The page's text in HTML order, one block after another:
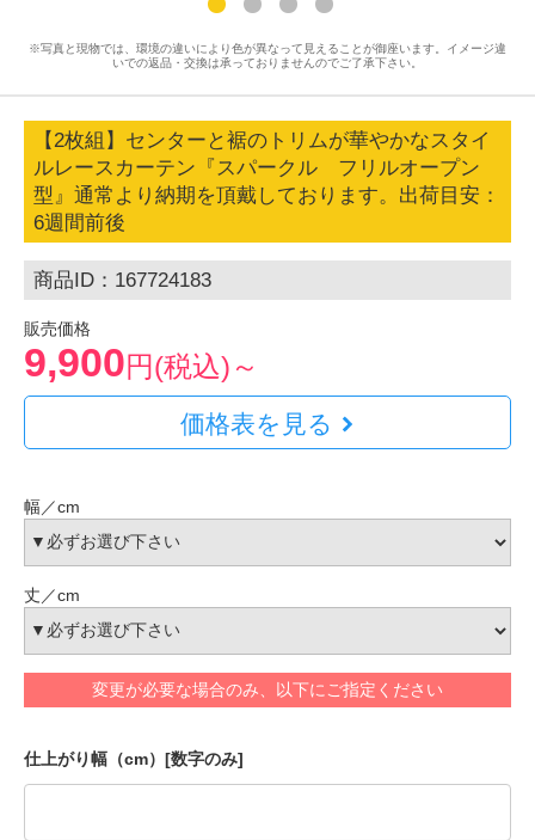
※写真と現物では、環境の違いにより色が異なって見えることが御座います。イメージ違
いでの返品・交換は承っておりませんのでご了承下さい。
【2枚組】センターと裾のトリムが華やかなスタイ
ルレースカーテン『スパークル フリルオープン
型』通常より納期を頂戴しております。出荷目安：
6週間前後
商品ID：167724183
販売価格
9,900円(税込)～
価格表を見る
幅／cm
丈／cm
変更が必要な場合のみ、以下にご指定ください
仕上がり幅（cm）[数字のみ]